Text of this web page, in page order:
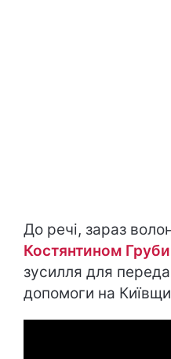
До речі, зараз
Костянтином
зусилля для
допомоги на